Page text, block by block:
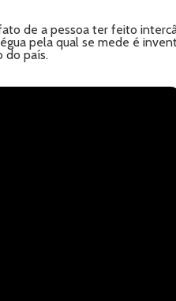
de a pessoa ter feito
pela qual se mede é
do país.